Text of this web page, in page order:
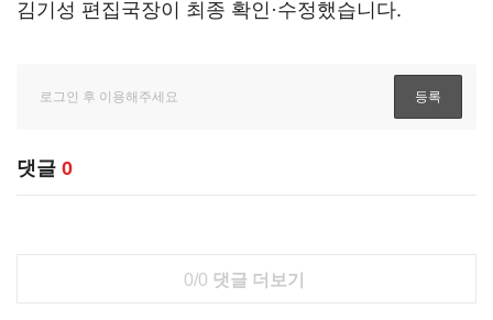
김기성 편집국장이 최종 확인·수정했습니다.
댓글 0
0/0 댓글 더보기